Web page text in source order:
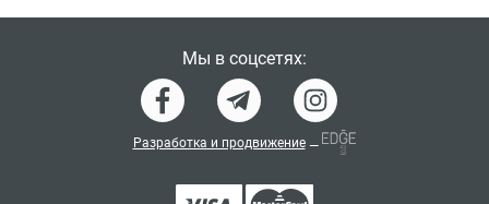
Мы в соцсетях:
Разработка и продвижение —